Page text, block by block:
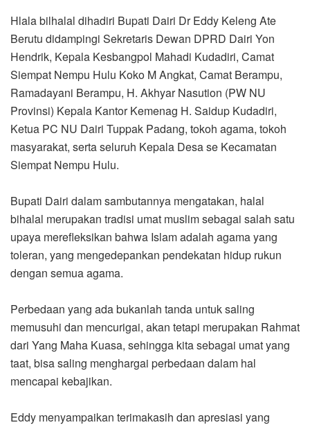
Hlala bilhalal dihadiri Bupati Dairi Dr Eddy Keleng Ate
Berutu didampingi Sekretaris Dewan DPRD Dairi Yon
Hendrik, Kepala Kesbangpol Mahadi Kudadiri, Camat
Siempat Nempu Hulu Koko M Angkat, Camat Berampu,
Ramadayani Berampu, H. Akhyar Nasution (PW NU
Provinsi) Kepala Kantor Kemenag H. Saidup Kudadiri,
Ketua PC NU Dairi Tuppak Padang, tokoh agama, tokoh
masyarakat, serta seluruh Kepala Desa se Kecamatan
Siempat Nempu Hulu.
Bupati Dairi dalam sambutannya mengatakan, halal
bihalal merupakan tradisi umat muslim sebagai salah satu
upaya merefleksikan bahwa Islam adalah agama yang
toleran, yang mengedepankan pendekatan hidup rukun
dengan semua agama.
Perbedaan yang ada bukanlah tanda untuk saling
memusuhi dan mencurigai, akan tetapi merupakan Rahmat
dari Yang Maha Kuasa, sehingga kita sebagai umat yang
taat, bisa saling menghargai perbedaan dalam hal
mencapai kebajikan.
Eddy menyampaikan terimakasih dan apresiasi yang